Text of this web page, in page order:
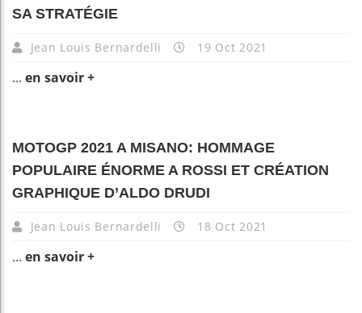
SA STRATÉGIE
Jean Louis Bernardelli 19 Oct 2021
... en savoir +
MOTOGP 2021 A MISANO: HOMMAGE
POPULAIRE ÉNORME A ROSSI ET CRÉATION
GRAPHIQUE D’ALDO DRUDI
Jean Louis Bernardelli 18 Oct 2021
... en savoir +